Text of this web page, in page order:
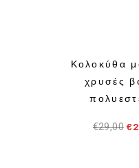
Κολοκύθα
χρυσές
€29,00 €